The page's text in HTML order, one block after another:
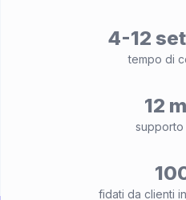
4-12
tempo di
12
supporto
fidati da clienti